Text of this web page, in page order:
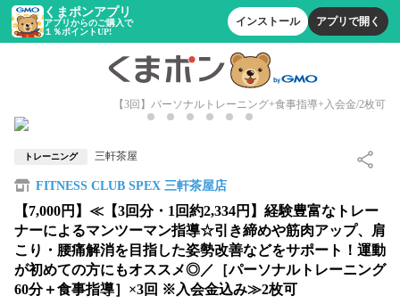
くまポンアプリ
アプリからのご購入で
１％ポイントUP!
インストール アプリで開く
【3回】パーソナルトレーニング+食事指導+入会金/2枚可
トレーニング 三軒茶屋
FITNESS CLUB SPEX 三軒茶屋店
【7,000円】≪【3回分・1回約2,334円】経験豊富なトレー
ナーによるマンツーマン指導☆引き締めや筋肉アップ、肩
こり・腰痛解消を目指した姿勢改善などをサポート！運動
が初めての方にもオススメ◎／［パーソナルトレーニング
60分＋食事指導］×3回 ※入会金込み≫2枚可